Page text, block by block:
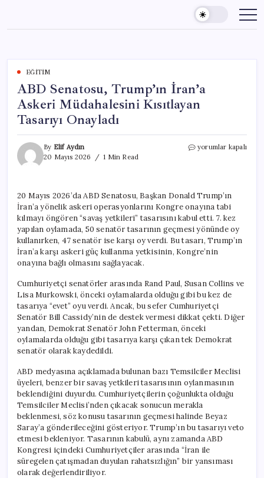
content
EĞITIM
ABD Senatosu, Trump’ın İran’a
Askeri Müdahalesini Kısıtlayan
Tasarıyı Onayladı
By Elif Aydın
20 Mayıs 2026
1 Min Read
ABD
Müdahalesini
Kısıtlayan
Tasarıyı
Onayladı
için
yorumlar kapalı
20 Mayıs 2026’da ABD Senatosu, Başkan Donald Trump’ın
İran’a yönelik askeri operasyonlarını Kongre onayına tabi
kılmayı öngören “savaş yetkileri” tasarısını kabul etti. 7. kez
yapılan oylamada, 50 senatör tasarının geçmesi yönünde oy
kullanırken, 47 senatör ise karşı oy verdi. Bu tasarı, Trump’ın
İran’a karşı askeri güç kullanma yetkisinin, Kongre’nin
onayına bağlı olmasını sağlayacak.
Cumhuriyetçi senatörler arasında Rand Paul, Susan Collins ve
Lisa Murkowski, önceki oylamalarda olduğu gibi bu kez de
tasarıya “evet” oyu verdi. Ancak, bu sefer Cumhuriyetçi
Senatör Bill Cassidy’nin de destek vermesi dikkat çekti. Diğer
yandan, Demokrat Senatör John Fetterman, önceki
oylamalarda olduğu gibi tasarıya karşı çıkan tek Demokrat
senatör olarak kaydedildi.
ABD medyasına açıklamada bulunan bazı Temsilciler Meclisi
üyeleri, benzer bir savaş yetkileri tasarısının oylanmasının
beklendiğini duyurdu. Cumhuriyetçilerin çoğunlukta olduğu
Temsilciler Meclisi’nden çıkacak sonucun merakla
beklenmesi, söz konusu tasarının geçmesi halinde Beyaz
Saray’a gönderileceğini gösteriyor. Trump’ın bu tasarıyı veto
etmesi bekleniyor. Tasarının kabulü, aynı zamanda ABD
Kongresi içindeki Cumhuriyetçiler arasında “İran ile
süregelen çatışmadan duyulan rahatsızlığın” bir yansıması
olarak değerlendiriliyor.